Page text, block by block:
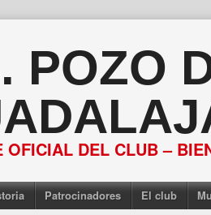
POZO
OFICIAL DEL CLUB –
Patrocinadores El club